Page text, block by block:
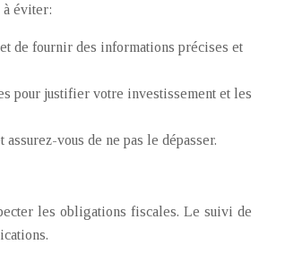
à éviter:
de fournir des informations précises et
pour justifier votre investissement et les
vous de ne pas le dépasser.
les obligations fiscales. Le suivi de